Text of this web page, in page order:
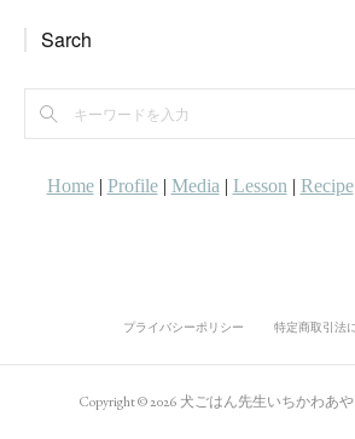
Sarch
プライバシーポリシー 特定商取引法
Copyright ©2026 犬ごはん先生いちかわあや